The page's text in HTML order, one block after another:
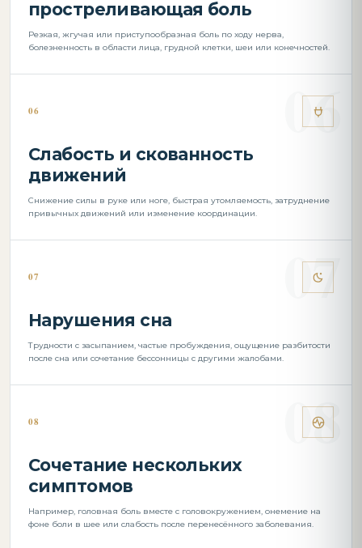
простреливающая боль
Резкая, жгучая или приступообразная боль по ходу нерва,
болезненность в области лица, грудной клетки, шеи или конечностей.
06
Слабость и скованность
движений
Снижение силы в руке или ноге, быстрая утомляемость, затруднение
привычных движений или изменение координации.
07
Нарушения сна
Трудности с засыпанием, частые пробуждения, ощущение разбитости
после сна или сочетание бессонницы с другими жалобами.
08
Сочетание нескольких
симптомов
Например, головная боль вместе с головокружением, онемение на
фоне боли в шее или слабость после перенесённого заболевания.